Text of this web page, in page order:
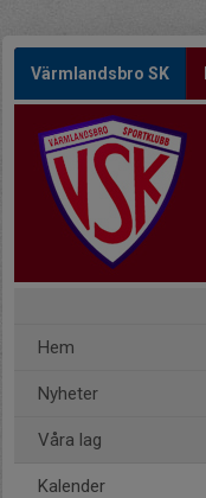
Värmlandsbro SK
Hem
Nyheter
Våra lag
Kalender